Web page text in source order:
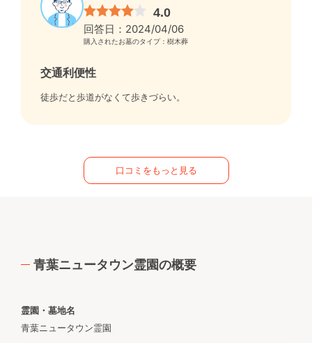
4.0
回答日：2024/04/06
購入されたお墓のタイプ：樹木葬
交通利便性
徒歩だと歩道がなくて歩きづらい。
口コミをもっと見る
青葉ニュータウン霊園の概要
霊園・墓地名
青葉ニュータウン霊園